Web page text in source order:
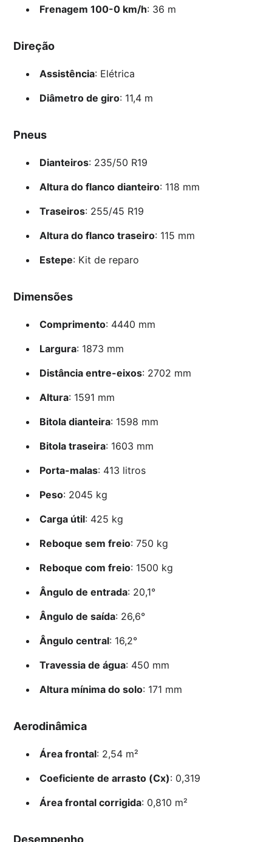
Frenagem 100-0 km/h: 36 m
Direção
Assistência: Elétrica
Diâmetro de giro: 11,4 m
Pneus
Dianteiros: 235/50 R19
Altura do flanco dianteiro: 118 mm
Traseiros: 255/45 R19
Altura do flanco traseiro: 115 mm
Estepe: Kit de reparo
Dimensões
Comprimento: 4440 mm
Largura: 1873 mm
Distância entre-eixos: 2702 mm
Altura: 1591 mm
Bitola dianteira: 1598 mm
Bitola traseira: 1603 mm
Porta-malas: 413 litros
Peso: 2045 kg
Carga útil: 425 kg
Reboque sem freio: 750 kg
Reboque com freio: 1500 kg
Ângulo de entrada: 20,1°
Ângulo de saída: 26,6°
Ângulo central: 16,2°
Travessia de água: 450 mm
Altura mínima do solo: 171 mm
Aerodinâmica
Área frontal: 2,54 m²
Coeficiente de arrasto (Cx): 0,319
Área frontal corrigida: 0,810 m²
Desempenho